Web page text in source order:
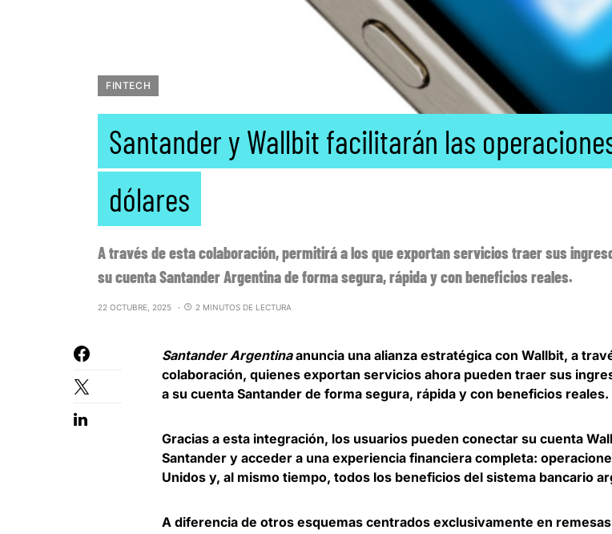
FINTECH
Santander y Wallbit facilitarán las
dólares
A través de esta colaboración, permitirá a los que exportan servicios traer sus
su cuenta Santander Argentina de forma segura, rápida y con beneficios reales.
22 OCTUBRE, 2025 2 MINUTOS DE LECTURA
Santander Argentinaanuncia una alianza estratégica con Wallbit, a
colaboración, quienes exportan servicios ahora pueden traer sus
a su cuenta Santander de forma segura, rápida y con beneficios reales.
Gracias a esta integración, los usuarios pueden conectar su cuenta
Santander y acceder a una experiencia financiera completa:
Unidos y, al mismo tiempo, todos los beneficios del sistema bancario
A diferencia de otros esquemas centrados exclusivamente en